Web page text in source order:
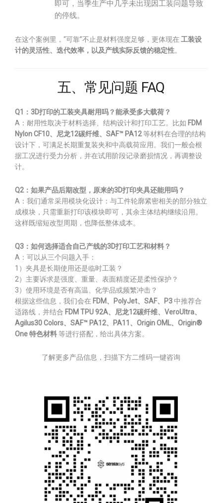
即可，当季生产中几乎未出现因工装问题导致
的停线。
在这个案例里，“可靠”不止是材料强度足够，更体现在 工装设
计的灵活性、迭代效率，以及产线实际反馈的稳定性。
五、常见问题 FAQ
Q1：3D打印的工装夹具耐用吗？能承受多大载荷？
A：耐用性取决于材料选择、结构设计和打印工艺。比如 FDM
Nylon CF10、尼龙12碳纤维、SAF™ PA12等材料在合理的结构
设计下，可满足长期重复装夹和中高载荷应用。我们一般会根
据工况进行受力分析，并在试用阶段记录磨损情况，再调整设
计。
Q2：如果产品后期改型，原来的3D打印夹具还能用吗？
A：我们通常采用模块化设计：与工件轮廓紧密相关的部分独立
成模块，只需重新打印该模块即可，其余主体结构继续沿用。
这样既缩短改型周期，也降低整体成本。
Q3：如何选择适合自己产线的3D打印工艺和材料？
A：可以从三个问题入手：
1）夹具是长期使用还是临时工装？
2）主要诉求是强度、重量、表面精度还是柔性保护？
3）使用环境是否有高温、化学品或频繁冲击？
根据这些信息，我们会在 FDM、PolyJet、SAF、P3中推荐合
适路线，并结合 FDM TPU 92A、尼龙12碳纤维、VeroUltra、
Agilus30 Colors、SAF™ PA12、PA11、Origin OML、Origin®
One 特色材料等进行搭配，给出具体方案。
了解更多产品信息，扫描下方二维码一键咨询